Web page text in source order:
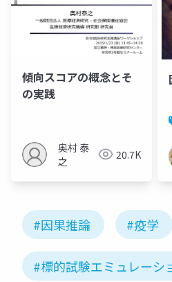
傾向スコアの概念とそ
の実践
奥村 泰
之
20.7K
#因果推論 #疫学
#標的試験エミュレーシ